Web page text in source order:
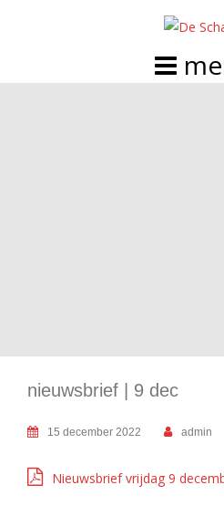
nieuwsbrief | 9 dec
15 december 2022 admin
Nieuwsbrief vrijdag 9